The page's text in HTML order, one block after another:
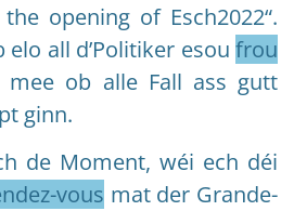
opening of Esch2022“.
elo all d’Politiker esou frou
mee ob alle Fall ass gutt
ginn.
de Moment, wéi ech déi
vous mat der Grande-